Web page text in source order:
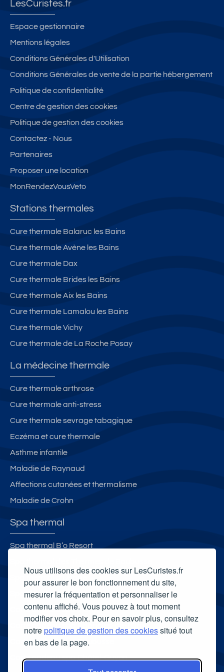
Nous utilisons des cookies sur LesCuristes.fr
pour assurer le bon fonctionnement du site,
mesurer la fréquentation et personnaliser le
contenu affiché. Vous pouvez à tout moment
modifier vos choix. Pour en savoir plus, consultez
notrepolitique de gestion des cookiessitué tout
en bas de la page.
LesCuristes.fr
Espace gestionnaire
Mentions légales
Conditions Générales d'Utilisation
Conditions Générales de vente de la partie hébergement
Politique de confidentialité
Centre de gestion des cookies
Politique de gestion des cookies
Contactez - Nous
Partenaires
Proposer une location
MonRendezVousVeto
Stations thermales
Cure thermale Balaruc les Bains
Cure thermale Avène les Bains
Cure thermale Dax
Cure thermale Brides les Bains
Cure thermale Aix les Bains
Cure thermale Lamalou les Bains
Cure thermale Vichy
Cure thermale de La Roche Posay
La médecine thermale
Cure thermale arthrose
Cure thermale anti-stress
Cure thermale sevrage tabagique
Eczéma et cure thermale
Asthme infantile
Maladie de Raynaud
Affections cutanées et thermalisme
Maladie de Crohn
Spa thermal
Spa thermal B’o Resort
Spa Thermal Philae
Carte cadeau spa Vichy
Carte cadeau spa Bagnoles-de-l'Orne
Carte cadeau spa Saubusse
Carte cadeau spa Châtel-Guyon